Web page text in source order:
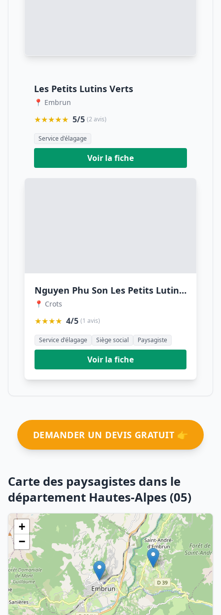
Les Petits Lutins Verts
📍 Embrun
★★★★★ 5/5 (2 avis)
Service d'élagage
Voir la fiche
Nguyen Phu Son Les Petits Lutins Verts
📍 Crots
★★★★ 4/5 (1 avis)
Service d'élagage Siège social Paysagiste
Voir la fiche
DEMANDER UN DEVIS GRATUIT 👉
Carte des paysagistes dans le
département Hautes-Alpes (05)
+
−